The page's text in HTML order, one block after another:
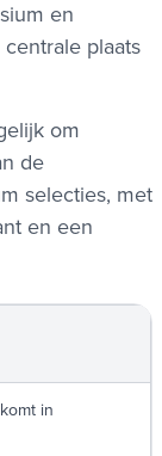
en
plaats
om
de
selecties, met
en een
in